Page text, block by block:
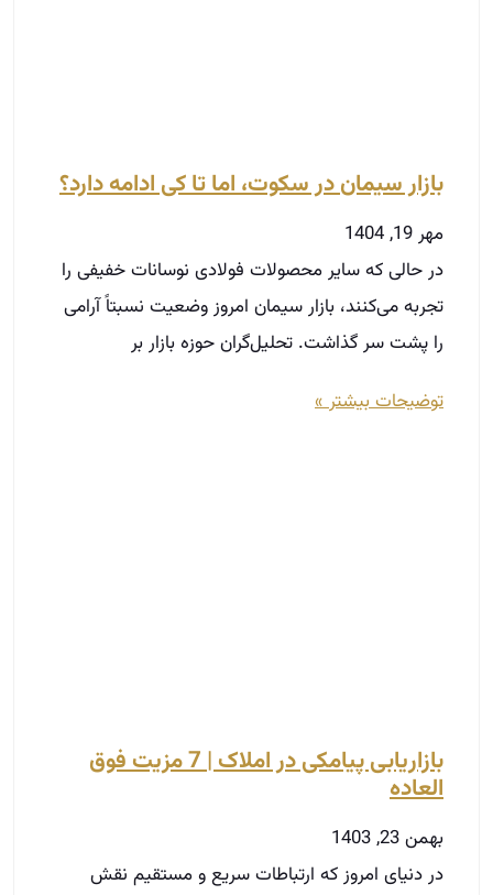
بازار سیمان در سکوت، اما تا کی ادامه دارد؟
مهر 19, 1404
در حالی که سایر محصولات فولادی نوسانات خفیفی را
تجربه می‌کنند، بازار سیمان امروز وضعیت نسبتاً آرامی
را پشت سر گذاشت. تحلیل‌گران حوزه بازار بر
توضیحات بیشتر »
بازاریابی پیامکی در املاک | 7 مزیت فوق
العاده
بهمن 23, 1403
در دنیای امروز که ارتباطات سریع و مستقیم نقش